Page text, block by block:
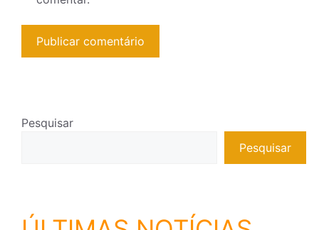
Pesquisar
Pesquisar